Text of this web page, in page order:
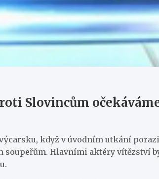
Slovincům
když v úvodním utkání
Hlavními aktéry vítězství